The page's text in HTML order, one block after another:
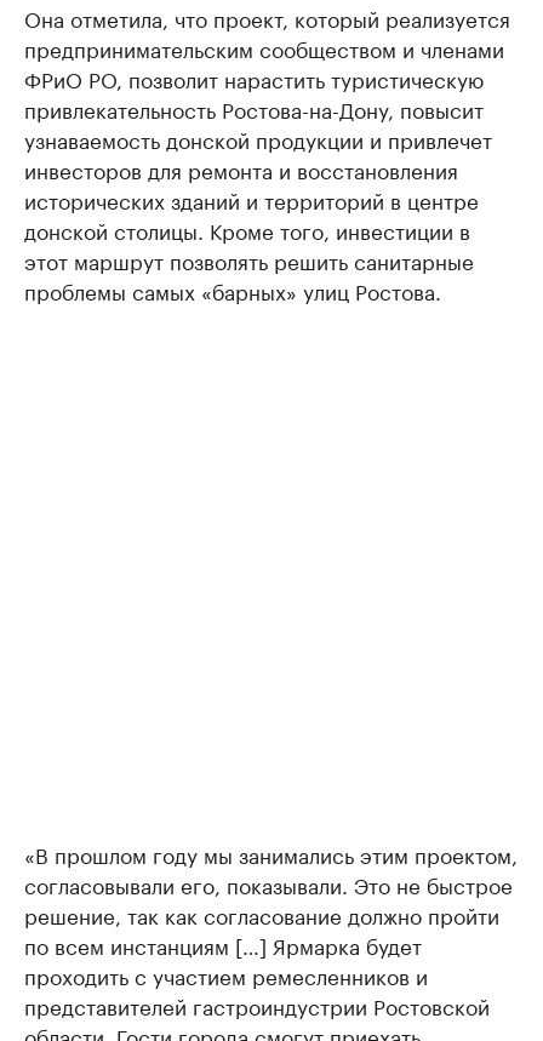
Она отметила, что проект, который реализуется
предпринимательским сообществом и членами
ФРиО РО, позволит нарастить туристическую
привлекательность Ростова-на-Дону, повысит
узнаваемость донской продукции и привлечет
инвесторов для ремонта и восстановления
исторических зданий и территорий в центре
донской столицы. Кроме того, инвестиции в
этот маршрут позволять решить санитарные
проблемы самых «барных» улиц Ростова.
«В прошлом году мы занимались этим проектом,
согласовывали его, показывали. Это не быстрое
решение, так как согласование должно пройти
по всем инстанциям […] Ярмарка будет
проходить с участием ремесленников и
представителей гастроиндустрии Ростовской